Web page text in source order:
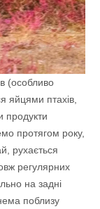
(особливо
яйцями птахів,
продукти
протягом року,
рухається
регулярних
на задні
поблизу